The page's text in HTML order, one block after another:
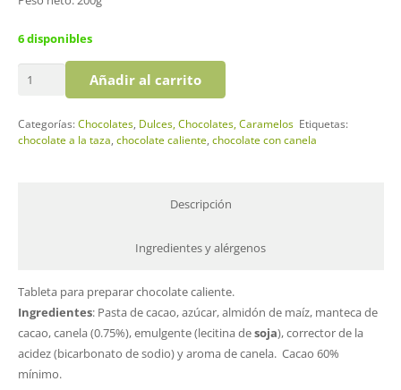
6 disponibles
Taza
Añadir al carrito
Categorías:Chocolates, Dulces, Chocolates, Caramelos Etiquetas:
chocolate a la taza chocolate caliente, chocolate con canela
Descripción
Ingredientes y alérgenos
Tableta para preparar chocolate caliente.
Ingredientes: Pasta de cacao, azúcar, almidón de maíz, manteca de
cacao, canela (0.75%), emulgente (lecitina desoja), corrector de la
acidez (bicarbonato de sodio) y aroma de canela. Cacao 60%
mínimo.